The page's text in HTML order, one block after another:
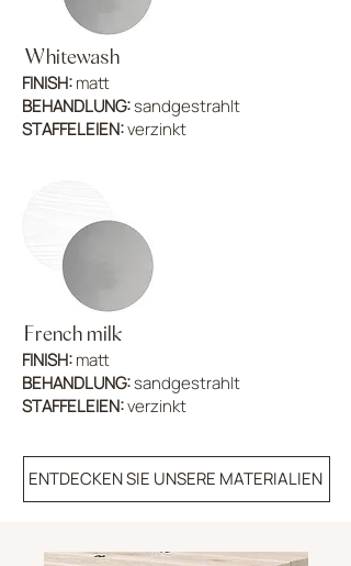
Whitewash
FINISH:matt
BEHANDLUNG:sandgestrahlt
STAFFELEIEN:verzinkt
French milk
FINISH:matt
BEHANDLUNG:sandgestrahlt
STAFFELEIEN:verzinkt
ENTDECKEN SIE UNSERE MATERIALIEN